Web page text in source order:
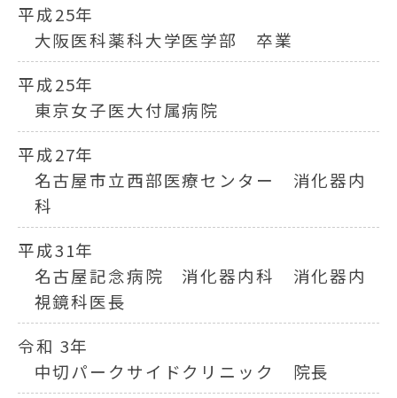
平成25年
大阪医科薬科大学医学部 卒業
平成25年
東京女子医大付属病院
平成27年
名古屋市立西部医療センター 消化器内
科
平成31年
名古屋記念病院 消化器内科 消化器内
視鏡科医長
令和 3年
中切パークサイドクリニック 院長